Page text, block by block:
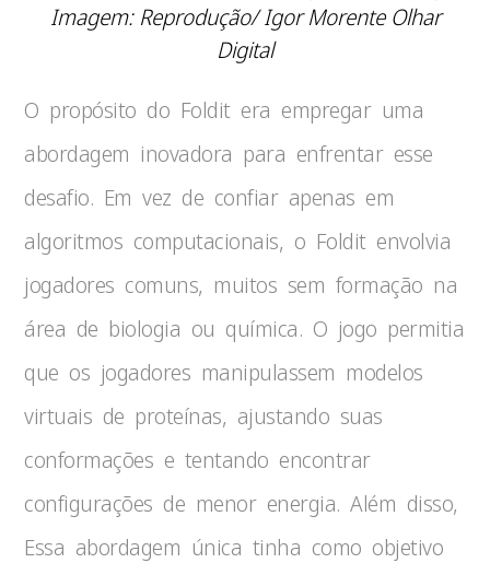
Imagem: Reprodução/ Igor Morente Olhar
Digital
O propósito do Foldit era empregar uma
abordagem inovadora para enfrentar esse
desafio. Em vez de confiar apenas em
algoritmos computacionais, o Foldit envolvia
jogadores comuns, muitos sem formação na
área de biologia ou química. O jogo permitia
que os jogadores manipulassem modelos
virtuais de proteínas, ajustando suas
conformações e tentando encontrar
configurações de menor energia. Além disso,
Essa abordagem única tinha como objetivo